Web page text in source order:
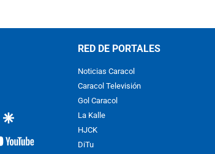
twittergoogle
youtube-
RED DE PORTALES
Noticias Caracol
Caracol Televisión
Gol Caracol
La Kalle
HJCK
DiTu